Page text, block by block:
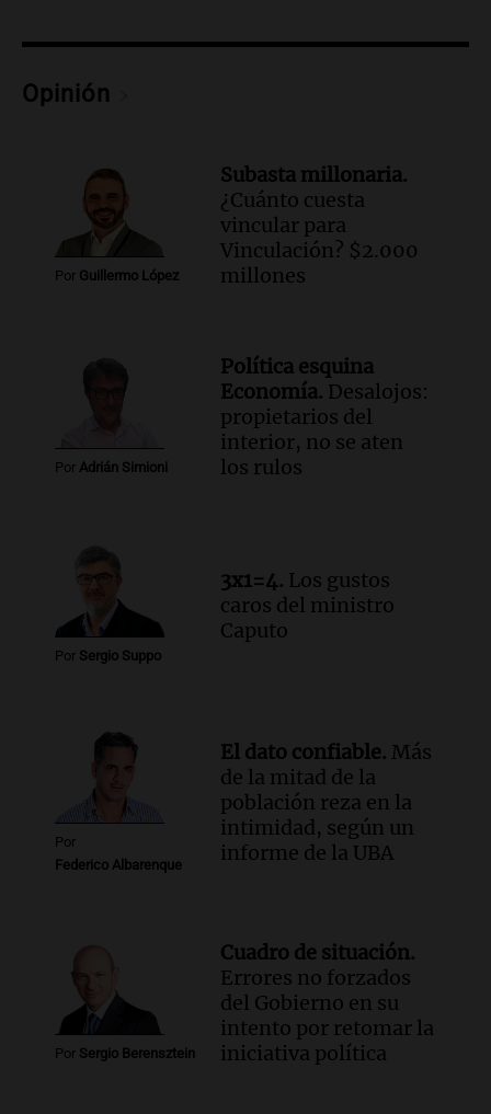
Episodios
Audio.Mateo, a los 25 años, lucha
contra el tiempo: necesita un trasplante
para poder seguir viviend
Estiman que la inflación nacional
de julio será menor al 2,9% registrado
en CABA
Una mañana para todos
Episodios
Una mañana para todos
Episodios
Audio.Chile planteó mejorar la
conectividad fronteriza, aérea y digital
con Jujuy
Opinión
Por Guillermo López
Subasta millonaria.
¿Cuánto cuesta
vincular para
Vinculación? $2.000
millones
Por Adrián Simioni
Política esquina
Economía. Desalojos:
propietarios del
interior, no se aten
los rulos
Por Sergio Suppo
3x1=4. Los gustos
caros del ministro
Caputo
Por
Federico Albarenque
El dato confiable. Más
de la mitad de la
población reza en la
intimidad, según un
informe de la UBA
Por Sergio Berensztein
Cuadro de situación.
Errores no forzados
del Gobierno en su
intento por retomar la
iniciativa política